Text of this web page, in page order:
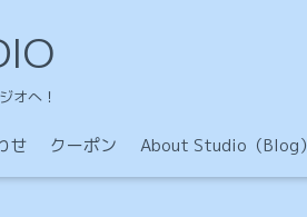
オへ！
せ クーポン About Studio（Blog）